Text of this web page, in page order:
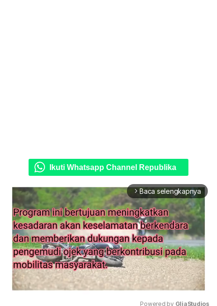
Ikuti Whatsapp Channel Republika
arrow_forward_ios Baca selengkapnya
Powered by GliaStudios